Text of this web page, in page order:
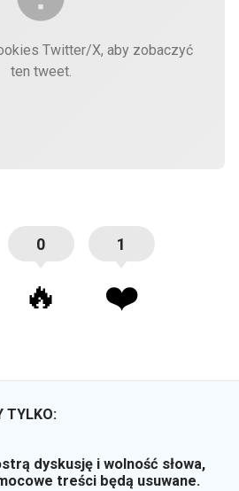
Twitter/X, aby zobaczyć
ten tweet.
0
🔥
1
❤️
TYLKO:
dyskusję i wolność słowa,
treści będą usuwane.